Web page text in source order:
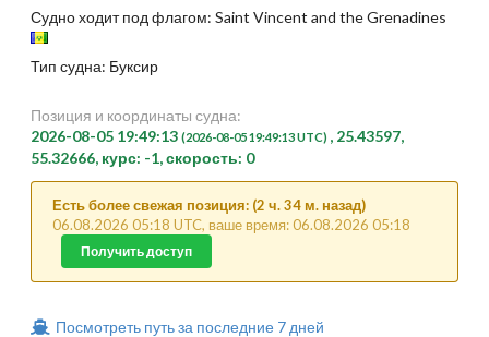
Судно ходит под флагом: Saint Vincent and the Grenadines
Тип судна: Буксир
Позиция и координаты судна:
2026-08-05 19:49:13 (2026-08-05 19:49:13 UTC) , 25.43597,
55.32666, курс: -1, скорость: 0
Есть более свежая позиция: (2 ч. 34 м. назад)
06.08.2026 05:18 UTC, ваше время: 06.08.2026 05:18
Получить доступ
Посмотреть путь за последние 7 дней